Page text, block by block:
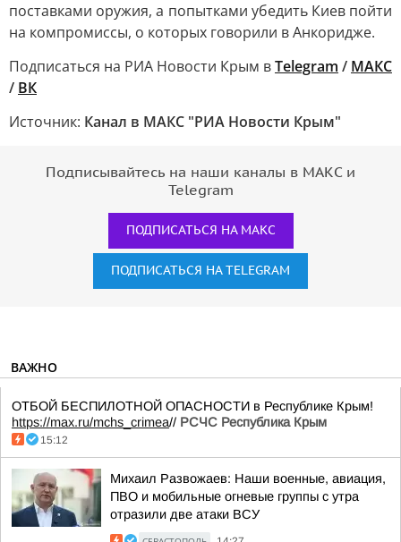
поставками оружия, а попытками убедить Киев пойти
на компромиссы, о которых говорили в Анкоридже.
Подписаться на РИА Новости Крым вTelegram / МАКС
/ ВК
Источник: Канал в МАКС "РИА Новости Крым"
Подписывайтесь на наши каналы в МАКС и
Telegram
ПОДПИСАТЬСЯ НА МАКС
ПОДПИСАТЬСЯ НА TELEGRAM
ВАЖНО
ОТБОЙ БЕСПИЛОТНОЙ ОПАСНОСТИ в Республике Крым!
https://max.ru/mchs_crimea// РСЧС Республика Крым
15:12
Михаил Развожаев: Наши военные, авиация,
ПВО и мобильные огневые группы с утра
отразили две атаки ВСУ